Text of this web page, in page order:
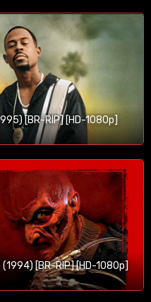
[BR-RIP] [HD-1080p]
(1994) [BR-RIP] [HD-1080p]